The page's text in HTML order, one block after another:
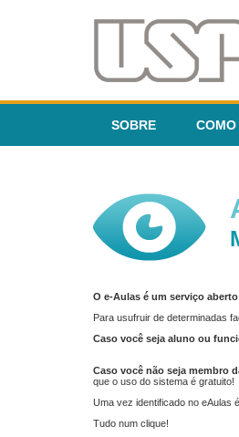
SOBRE
O e-Aulas é um serviço
Para usufruir de determinadas
Caso você seja aluno ou
Caso você não seja membro
que o uso do sistema é gratuito!
Uma vez identificado no eAulas
Tudo num clique!